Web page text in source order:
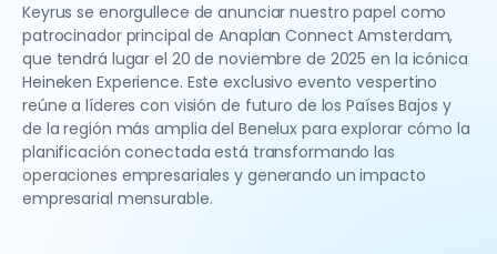
Keyrus se enorgullece de anunciar nuestro papel como
patrocinador principal de Anaplan Connect Amsterdam,
que tendrá lugar el 20 de noviembre de 2025 en la icónica
Heineken Experience. Este exclusivo evento vespertino
reúne a líderes con visión de futuro de los Países Bajos y
de la región más amplia del Benelux para explorar cómo la
planificación conectada está transformando las
operaciones empresariales y generando un impacto
empresarial mensurable.